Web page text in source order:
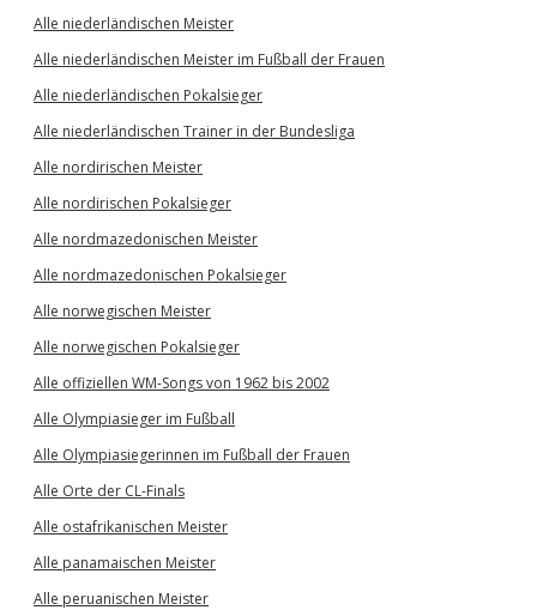
Alle niederländischen Meister
Alle niederländischen Meister im Fußball der Frauen
Alle niederländischen Pokalsieger
Alle niederländischen Trainer in der Bundesliga
Alle nordirischen Meister
Alle nordirischen Pokalsieger
Alle nordmazedonischen Meister
Alle nordmazedonischen Pokalsieger
Alle norwegischen Meister
Alle norwegischen Pokalsieger
Alle offiziellen WM-Songs von 1962 bis 2002
Alle Olympiasieger im Fußball
Alle Olympiasiegerinnen im Fußball der Frauen
Alle Orte der CL-Finals
Alle ostafrikanischen Meister
Alle panamaischen Meister
Alle peruanischen Meister